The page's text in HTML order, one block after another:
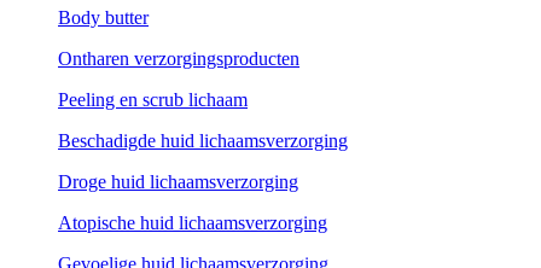
Body butter
Ontharen verzorgingsproducten
Peeling en scrub lichaam
Beschadigde huid lichaamsverzorging
Droge huid lichaamsverzorging
Atopische huid lichaamsverzorging
Gevoelige huid lichaamsverzorging